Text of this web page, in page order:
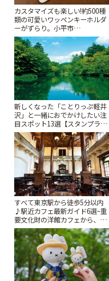
カスタマイズも楽しい!約500種
類の可愛いワッペンキーホルダ
ーがずらり。小平市
「Kimamaya T&K」 | ことりっ
ぷ
新しくなった「ことりっぷ軽井
沢」と一緒におでかけしたい注
目スポット13選【スタンプラリ
ー開催中】 | ことりっぷ
すべて東京駅から徒歩5分以内
♪駅近カフェ最新ガイド6選~重
要文化財の洋館カフェから、改
札すぐのレトロ喫茶まで~ | こと
りっぷ